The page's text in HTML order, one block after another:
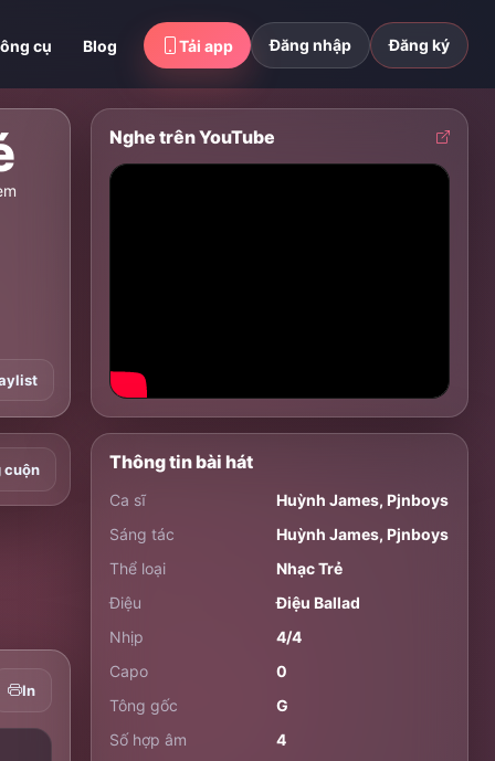
cụ Blog Tải app Đăng nhập Đăng ký
cuộn
In
Nghe trên YouTube
Thông tin bài hát
Ca sĩ Huỳnh James,Pjnboys
Sáng tác
Huỳnh James, Pjnboys
Thể loại
Nhạc Trẻ
Điệu
Điệu Ballad
Nhịp
4/4
Capo
0
Tông gốc
G
Số hợp âm
4